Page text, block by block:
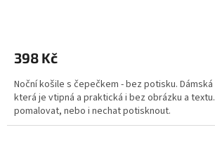
398 Kč
Noční košile s čepečkem - bez potisku.
která je vtipná a praktická i bez obrázku a
pomalovat, nebo i nechat potisknout.